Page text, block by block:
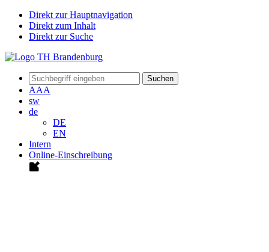
Direkt zur Hauptnavigation
Direkt zum Inhalt
Direkt zur Suche
Suchen
AAA
sw
de
DE
EN
Intern
Online-Einschreibung